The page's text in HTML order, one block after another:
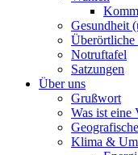
Gesundheit
Überörtliche
Notruftafel
Satzungen
Über uns
Grußwort
Was ist eine
Klima &